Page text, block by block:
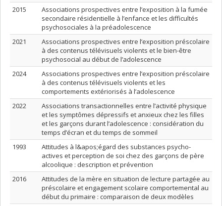
2015
Associations prospectives entre l’exposition à la fumée
secondaire résidentielle à l’enfance et les difficultés
psychosociales à la préadolescence
2021
Associations prospectives entre l’exposition préscolaire
à des contenus télévisuels violents et le bien-être
psychosocial au début de l’adolescence
2024
Associations prospectives entre l’exposition préscolaire
à des contenus télévisuels violents et les
comportements extériorisés à l’adolescence
2022
Associations transactionnelles entre l’activité physique
et les symptômes dépressifs et anxieux chez les filles
et les garçons durant l’adolescence : considération du
temps d’écran et du temps de sommeil
1993
Attitudes à l&apos;égard des substances psycho-
actives et perception de soi chez des garçons de père
alcoolique : description et prévention
2016
Attitudes de la mère en situation de lecture partagée au
préscolaire et engagement scolaire comportemental au
début du primaire : comparaison de deux modèles